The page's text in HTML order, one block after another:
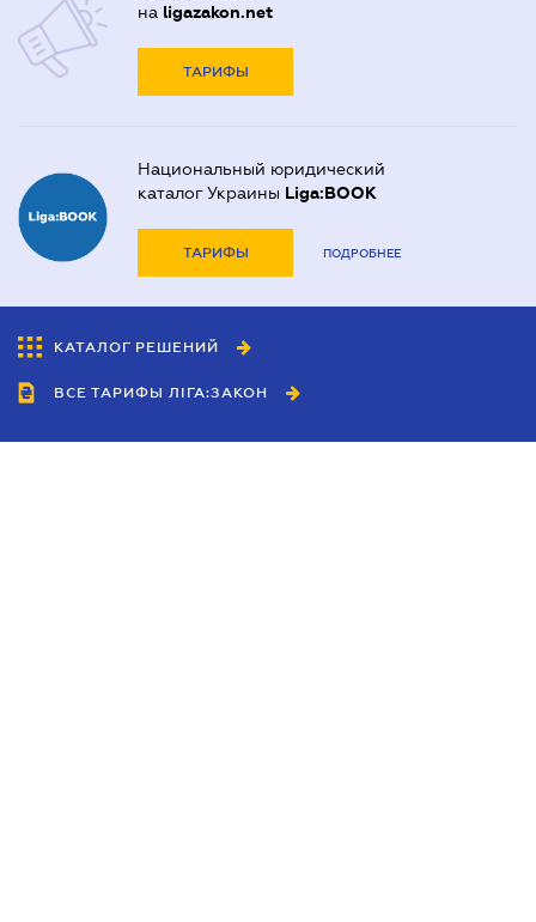
на ligazakon.net
ТАРИФЫ
Национальный юридический
каталог Украины Liga:BOOK
ТАРИФЫ ПОДРОБНЕЕ
КАТАЛОГ РЕШЕНИЙ
ВСЕ ТАРИФЫ ЛІГА:ЗАКОН